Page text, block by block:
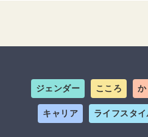
ジェンダー こころ か
キャリア ライフスタイ